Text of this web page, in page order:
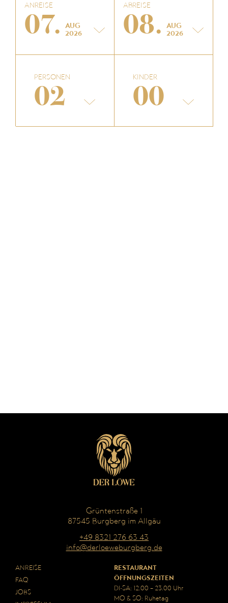
ANREISE
07
AUG
2026
ABREISE
08
AUG
2026
PERSONEN
02
KINDER
00
ANREISE
FAQ
JOBS
Grüntenstraße 1
87545 Burgberg im Allgäu
+49 8321 276 63 43
info@derloeweburgberg.de
RESTAURANT
ÖFFNUNGSZEITEN
DI-SA: 12.00 – 23.00 Uhr
MO & SO: Ruhetag